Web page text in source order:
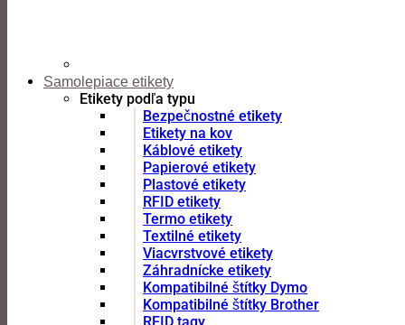
Samolepiace etikety
Etikety podľa typu
Bezpečnostné etikety
Etikety na kov
Káblové etikety
Papierové etikety
Plastové etikety
RFID etikety
Termo etikety
Textilné etikety
Viacvrstvové etikety
Záhradnícke etikety
Kompatibilné štítky Dymo
Kompatibilné štítky Brother